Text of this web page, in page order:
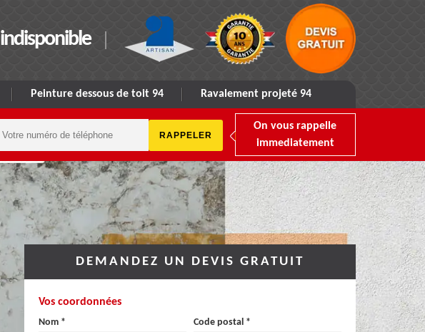
indisponible
Peinture dessous de toit 94 Ravalement projeté 94
On vous rappelle
immediatement
DEMANDEZ UN DEVIS GRATUIT
Vos coordonnées
Nom * Code postal *